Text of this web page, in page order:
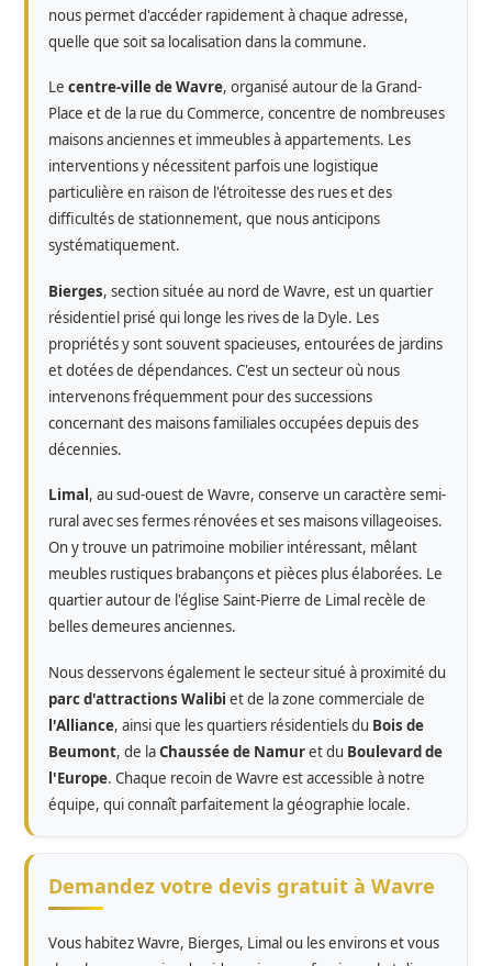
nous permet d'accéder rapidement à chaque adresse,
quelle que soit sa localisation dans la commune.
Le centre-ville de Wavre, organisé autour de la Grand-
Place et de la rue du Commerce, concentre de nombreuses
maisons anciennes et immeubles à appartements. Les
interventions y nécessitent parfois une logistique
particulière en raison de l'étroitesse des rues et des
difficultés de stationnement, que nous anticipons
systématiquement.
Bierges, section située au nord de Wavre, est un quartier
résidentiel prisé qui longe les rives de la Dyle. Les
propriétés y sont souvent spacieuses, entourées de jardins
et dotées de dépendances. C'est un secteur où nous
intervenons fréquemment pour des successions
concernant des maisons familiales occupées depuis des
décennies.
Limal, au sud-ouest de Wavre, conserve un caractère semi-
rural avec ses fermes rénovées et ses maisons villageoises.
On y trouve un patrimoine mobilier intéressant, mêlant
meubles rustiques brabançons et pièces plus élaborées. Le
quartier autour de l'église Saint-Pierre de Limal recèle de
belles demeures anciennes.
Nous desservons également le secteur situé à proximité du
parc d'attractions Walibi et de la zone commerciale de
l'Alliance, ainsi que les quartiers résidentiels du Bois de
Beumont, de laChaussée de Namuret du Boulevard de
l'Europe. Chaque recoin de Wavre est accessible à notre
équipe, qui connaît parfaitement la géographie locale.
Demandez votre devis gratuit à Wavre
Vous habitez Wavre, Bierges, Limal ou les environs et vous